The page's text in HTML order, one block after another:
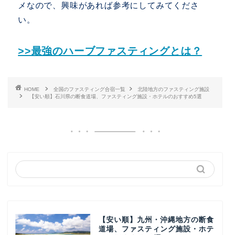
メなので、興味があれば参考にしてみてくださ
い。
>>最強のハーブファスティングとは？
HOME 全国のファスティング合宿一覧
北陸地方のファスティング施設
【安い順】石川県の断食道場、ファスティング施設・ホテルのおすすめ5選
【安い順】九州・沖縄地方の断食
道場、ファスティング施設・ホテ